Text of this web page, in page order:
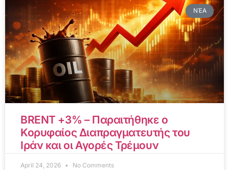
ΝΈΑ
BRENT +3% – Παραιτήθηκε ο
Κορυφαίος Διαπραγματευτής του
Ιράν και οι Αγορές Τρέμουν
April 24, 2026 No Comments